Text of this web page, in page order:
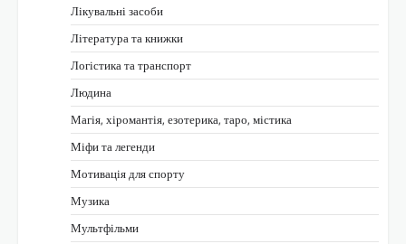
Лікувальні засоби
Література та книжки
Логістика та транспорт
Людина
Магія, хіромантія, езотерика, таро, містика
Міфи та легенди
Мотивація для спорту
Музика
Мультфільми